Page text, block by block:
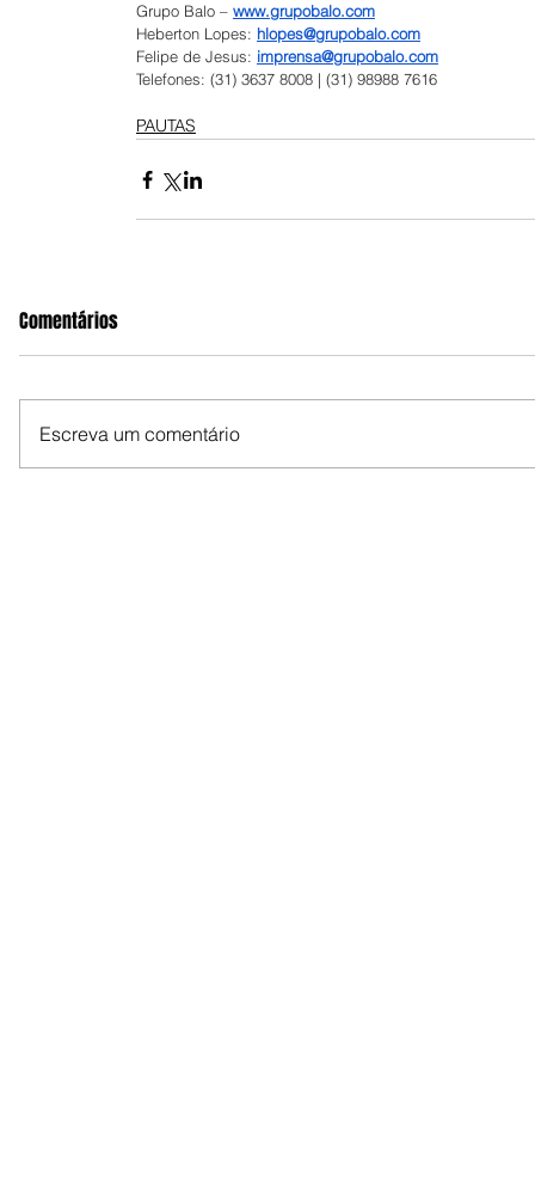
Grupo Balo – www.grupobalo.com
Heberton Lopes: hlopes@grupobalo.com
Felipe de Jesus: imprensa@grupobalo.com
Telefones: (31) 3637 8008 | (31) 98988 7616
PAUTAS
Comentários
Escreva um comentário